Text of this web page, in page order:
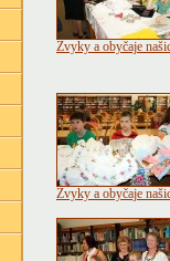
Zvyky a obyčaje
Zvyky a obyčaje